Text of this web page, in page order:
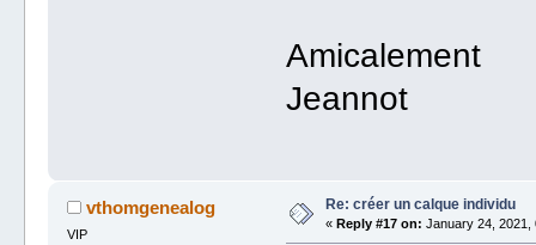
Amicalement
Jeannot
vthomgenealog
VIP
Re: créer un calque individu
« Reply #17 on: January 24, 2021,